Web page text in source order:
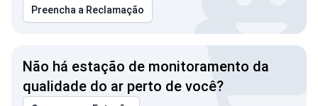
Preencha a Reclamação
Não há estação de monitoramento da
qualidade do ar perto de você?